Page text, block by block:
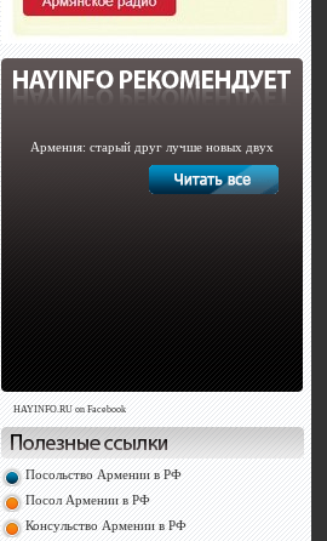
Армения: старый друг лучше новых двух
HAYINFO.RU on Facebook
Посольство Армении в РФ
Посол Армении в РФ
Консульство Армении в РФ